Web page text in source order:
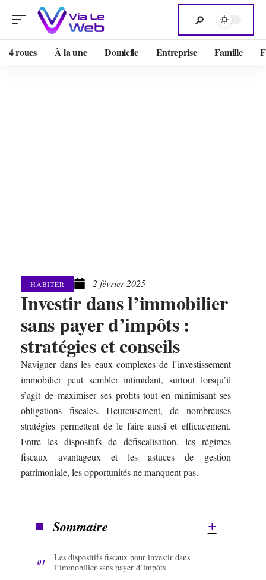
4 roues À la une Domicile Entreprise Famille
HABITER 2 février 2025
Investir dans l’immobilier
sans payer d’impôts :
stratégies et conseils
Naviguer dans les eaux complexes de l’investissement
immobilier peut sembler intimidant, surtout lorsqu’il
s’agit de maximiser ses profits tout en minimisant ses
obligations fiscales. Heureusement, de nombreuses
stratégies permettent de le faire aussi et efficacement.
Entre les dispositifs de défiscalisation, les régimes
fiscaux avantageux et les astuces de gestion
patrimoniale, les opportunités ne manquent pas.
Sommaire
Les dispositifs fiscaux pour investir dans
l’immobilier sans payer d’impôts